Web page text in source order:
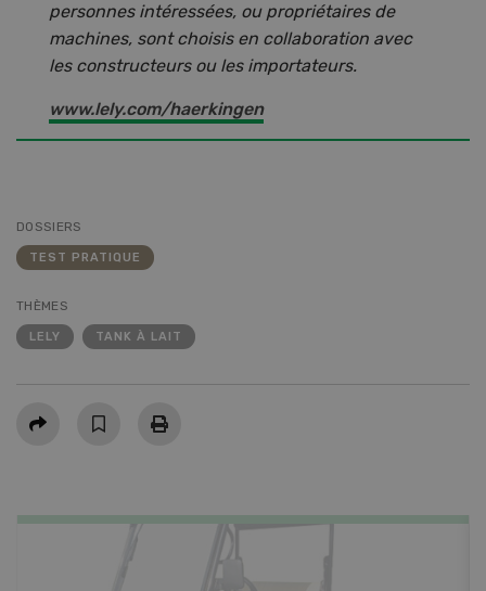
personnes intéressées, ou propriétaires de
machines, sont choisis en collaboration avec
les constructeurs ou les importateurs.
www.lely.com/haerkingen
DOSSIERS
TEST PRATIQUE
THÈMES
LELY TANK À LAIT
Partager